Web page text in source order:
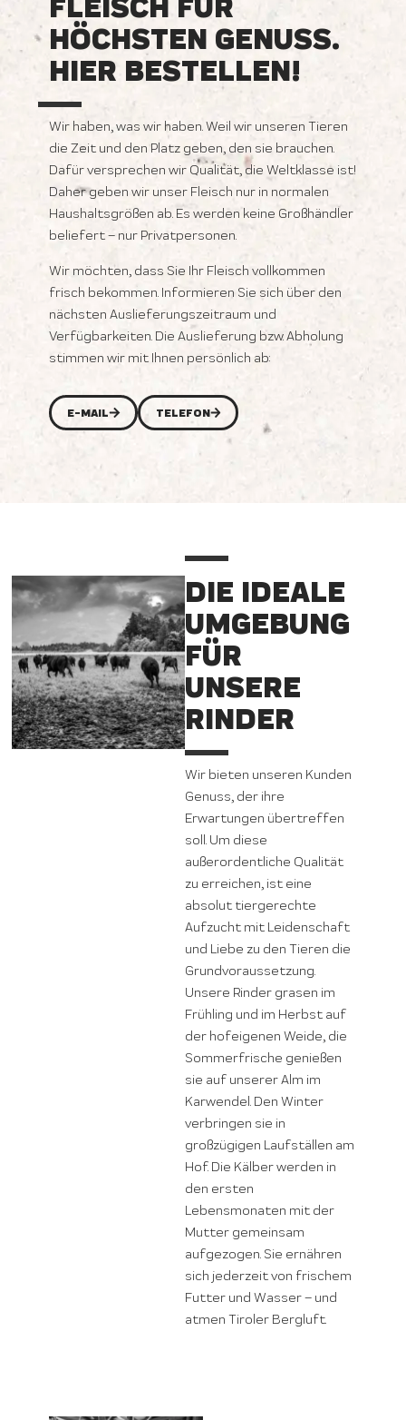
HÖCHSTEN GENUSS.
HIER BESTELLEN!
Wir haben, was wir haben. Weil wir unseren Tieren
die Zeit und den Platz geben, den sie brauchen.
Dafür versprechen wir Qualität, die Weltklasse ist!
Daher geben wir unser Fleisch nur in normalen
Haushaltsgrößen ab. Es werden keine Großhändler
beliefert – nur Privatpersonen.
Wir möchten, dass Sie Ihr Fleisch vollkommen
frisch bekommen. Informieren Sie sich über den
nächsten Auslieferungszeitraum und
Verfügbarkeiten. Die Auslieferung bzw. Abholung
stimmen wir mit Ihnen persönlich ab:
E-MAIL TELEFON
DIE IDEALE
UMGEBUNG
FÜR
UNSERE
RINDER
Wir bieten unseren Kunden
Genuss, der ihre
Erwartungen übertreffen
soll. Um diese
außerordentliche Qualität
zu erreichen, ist eine
absolut tiergerechte
Aufzucht mit Leidenschaft
und Liebe zu den Tieren die
Grundvoraussetzung.
Unsere Rinder grasen im
Frühling und im Herbst auf
der hofeigenen Weide, die
Sommerfrische genießen
sie auf unserer Alm im
Karwendel. Den Winter
verbringen sie in
großzügigen Laufställen am
Hof. Die Kälber werden in
den ersten
Lebensmonaten mit der
Mutter gemeinsam
aufgezogen. Sie ernähren
sich jederzeit von frischem
Futter und Wasser – und
atmen Tiroler Bergluft.